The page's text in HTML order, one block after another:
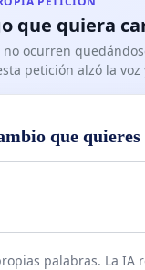
que quiera
no ocurren
petición alzó la
que
palabras. La